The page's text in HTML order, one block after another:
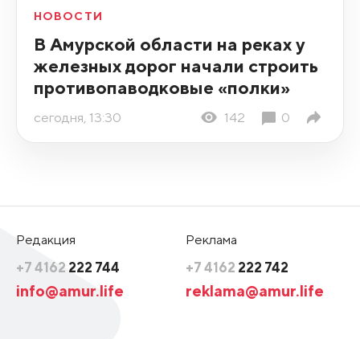
НОВОСТИ
В Амурской области на реках у
железных дорог начали строить
противопаводковые «полки»
сегодня, 13:30 142 0
Редакция
+7 4162 222 744
info@amur.life
Реклама
+7 4162 222 742
reklama@amur.life